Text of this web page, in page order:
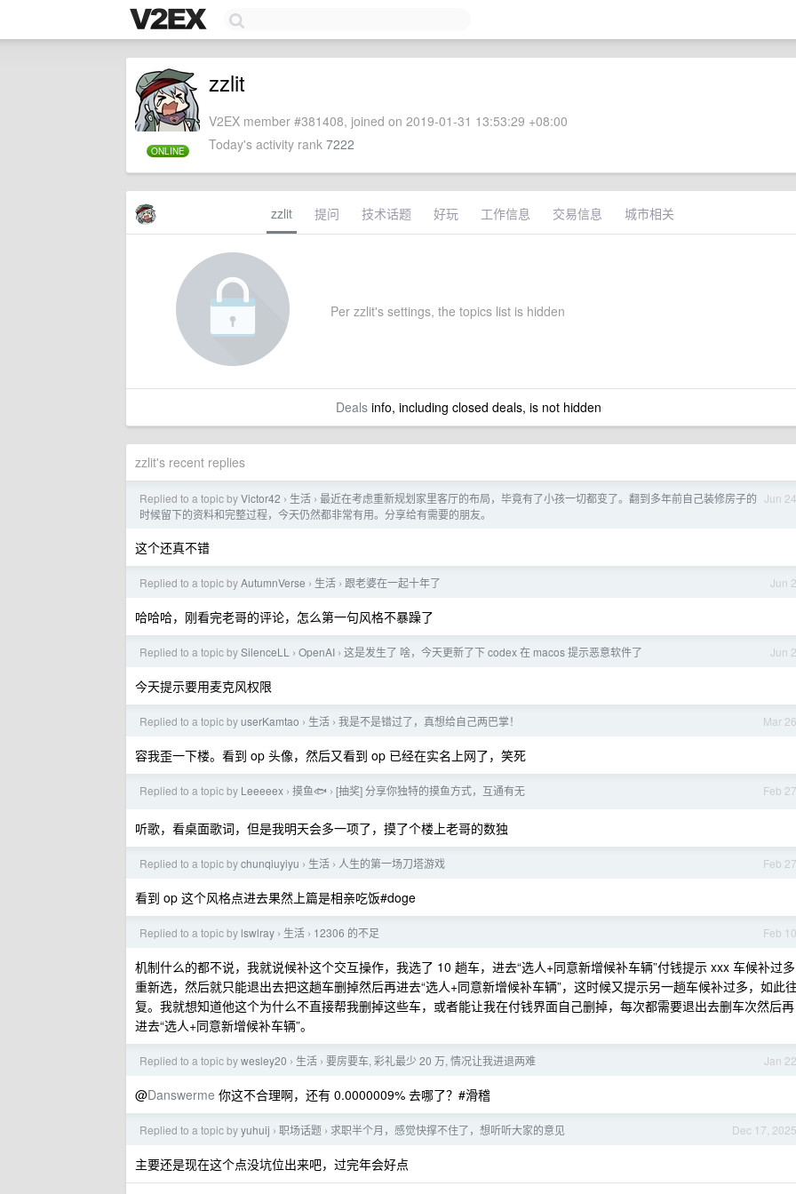
ONLINE
zzlit
V2EX member #381408, joined on 2019-01-31 13:53:29 +08:00
Today's activity rank 7222
zzlit 提问 技术话题 好玩 工作信息 交易信息 城市相关
Per zzlit's settings, the topics list is hidden
Dealsinfo, including closed deals, is not hidden
zzlit's recent replies
Jun 24
Replied to a topic byVictor42 › 生活 › 最近在考虑重新规划家里客厅的布局，毕竟有了小孩一切都变了。翻到多年前自己装修房子的
时候留下的资料和完整过程，今天仍然都非常有用。分享给有需要的朋友。
这个还真不错
Jun 2
Replied to a topic byAutumnVerse › 生活 › 跟老婆在一起十年了
哈哈哈，刚看完老哥的评论，怎么第一句风格不暴躁了
Jun 2
Replied to a topic bySilenceLL › OpenAI › 这是发生了 啥，今天更新了下 codex 在 macos 提示恶意软件了
今天提示要用麦克风权限
Mar 26
Replied to a topic byuserKamtao › 生活 › 我是不是错过了，真想给自己两巴掌！
容我歪一下楼。看到 op 头像，然后又看到 op 已经在实名上网了，笑死
Feb 27
Replied to a topic by Leeeeex › 摸鱼🐟 › [抽奖] 分享你独特的摸鱼方式，互通有无
听歌，看桌面歌词，但是我明天会多一项了，摸了个楼上老哥的数独
Feb 27
Replied to a topic bychunqiuyiyu › 生活 › 人生的第一场刀塔游戏
看到 op 这个风格点进去果然上篇是相亲吃饭#doge
Feb 10
Replied to a topic by lswlray › 生活 › 12306 的不足
机制什么的都不说，我就说候补这个交互操作，我选了 10 趟车，进去“选人+同意新增候补车辆”付钱提示 xxx 车候补过多
重新选，然后就只能退出去把这趟车删掉然后再进去“选人+同意新增候补车辆”，这时候又提示另一趟车候补过多，如此往
复。我就想知道他这个为什么不直接帮我删掉这些车，或者能让我在付钱界面自己删掉，每次都需要退出去删车次然后再
进去“选人+同意新增候补车辆”。
Jan 22
Replied to a topic bywesley20 › 生活 › 要房要车, 彩礼最少 20 万, 情况让我进退两难
@Danswerme 你这不合理啊，还有 0.0000009% 去哪了？#滑稽
Dec 17, 2025
Replied to a topic byyuhuij › 职场话题 › 求职半个月，感觉快撑不住了，想听听大家的意见
主要还是现在这个点没坑位出来吧，过完年会好点